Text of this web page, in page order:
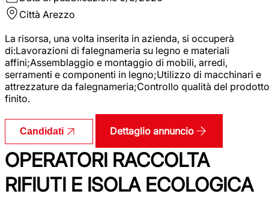
Città Arezzo
La risorsa, una volta inserita in azienda, si occuperà
di:Lavorazioni di falegnameria su legno e materiali
affini;Assemblaggio e montaggio di mobili, arredi,
serramenti e componenti in legno;Utilizzo di macchinari e
attrezzature da falegnameria;Controllo qualità del prodotto
finito.
Candidati Dettaglio annuncio
OPERATORI RACCOLTA
RIFIUTI E ISOLA ECOLOGICA